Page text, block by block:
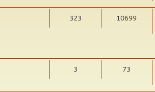
323 10699
3 73